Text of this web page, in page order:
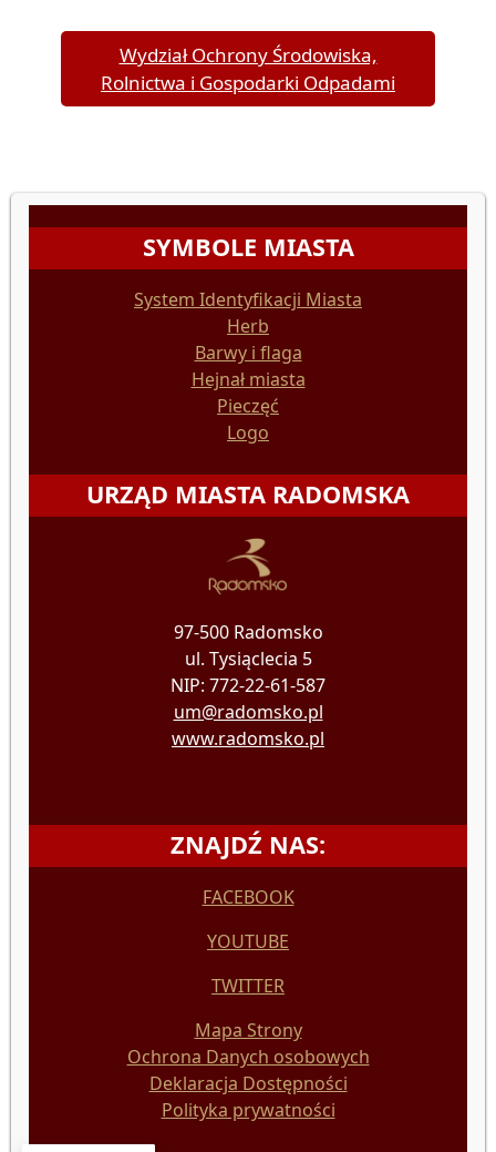
Wydział Ochrony Środowiska,
Rolnictwa i Gospodarki Odpadami
SYMBOLE MIASTA
System Identyfikacji Miasta
Herb
Barwy i flaga
Hejnał miasta
Pieczęć
Logo
URZĄD MIASTA RADOMSKA
97-500 Radomsko
ul. Tysiąclecia 5
NIP: 772-22-61-587
um@radomsko.pl
www.radomsko.pl
ZNAJDŹ NAS:
FACEBOOK
YOUTUBE
TWITTER
Mapa Strony
Ochrona Danych osobowych
Deklaracja Dostępności
Polityka prywatności